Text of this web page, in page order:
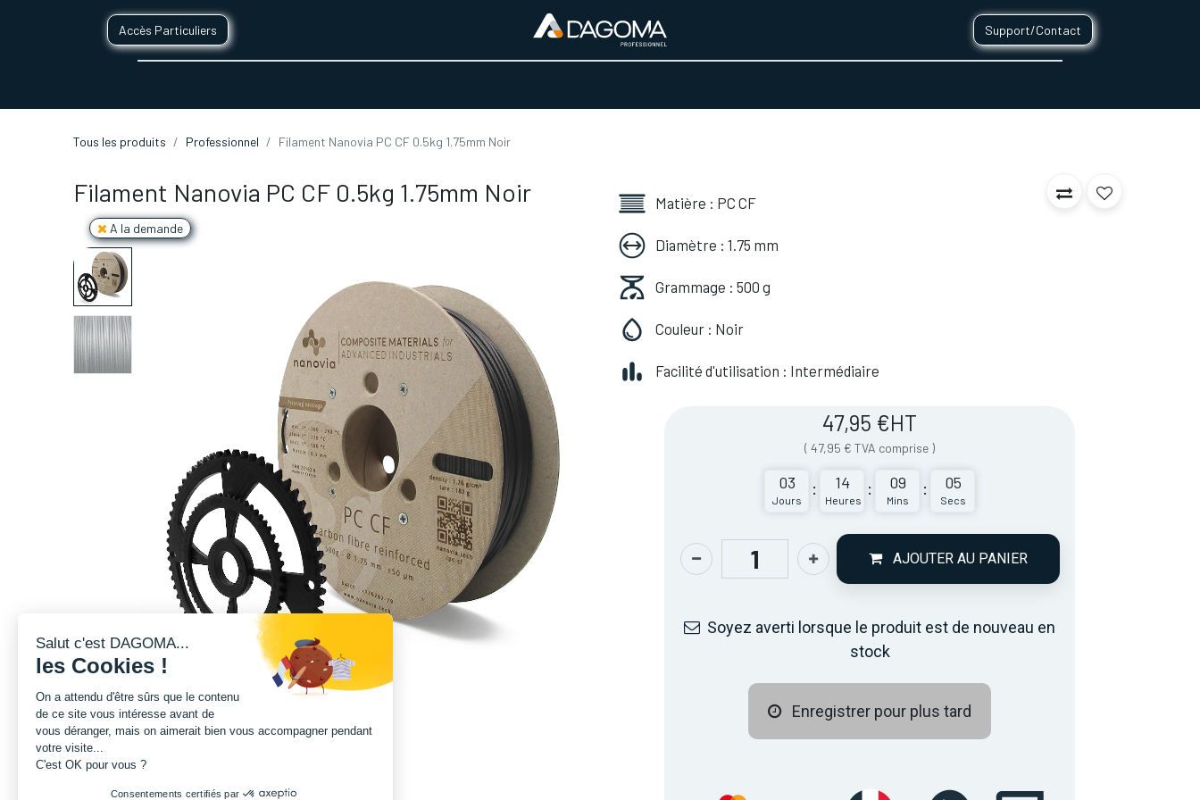
Accès Particuliers Support/Contact
Tous les produits Professionnel Filament Nanovia PC CF 0.5kg 1.75mm Noir
Filament Nanovia PC CF 0.5kg 1.75mm Noir
A la demande
Matière : PC CF
Diamètre : 1.75 mm
Grammage : 500 g
Couleur : Noir
Facilité d'utilisation : Intermédiaire
47,95 €HT
(47,95 € TVA comprise )
03
Jours
: 14
Heures
: 09
Mins
: 05
Secs
AJOUTER AU PANIER
Soyez averti lorsque le produit est de nouveau en
stock
Enregistrer pour plus tard
Salut c'est DAGOMA...
les Cookies !
On a attendu d'être sûrs que le contenu
de ce site vous intéresse avant de
vous déranger, mais on aimerait bien vous accompagner pendant
votre visite...
C'est OK pour vous ?
Consentements certifiés par